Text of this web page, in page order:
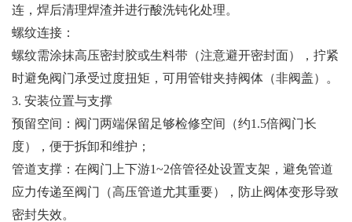
连，焊后清理焊渣并进行酸洗钝化处理。
螺纹连接：
螺纹需涂抹高压密封胶或生料带（注意避开密封面），拧紧
时避免阀门承受过度扭矩，可用管钳夹持阀体（非阀盖）。
3. 安装位置与支撑
预留空间：阀门两端保留足够检修空间（约1.5倍阀门长
度），便于拆卸和维护；
管道支撑：在阀门上下游1~2倍管径处设置支架，避免管道
应力传递至阀门（高压管道尤其重要），防止阀体变形导致
密封失效。